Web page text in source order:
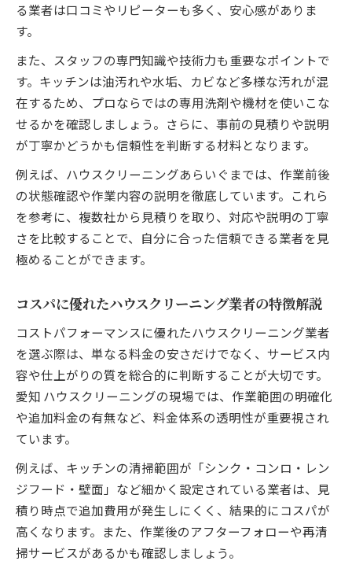
る業者は口コミやリピーターも多く、安心感がありま
す。
また、スタッフの専門知識や技術力も重要なポイントで
す。キッチンは油汚れや水垢、カビなど多様な汚れが混
在するため、プロならではの専用洗剤や機材を使いこな
せるかを確認しましょう。さらに、事前の見積りや説明
が丁寧かどうかも信頼性を判断する材料となります。
例えば、ハウスクリーニングあらいぐまでは、作業前後
の状態確認や作業内容の説明を徹底しています。これら
を参考に、複数社から見積りを取り、対応や説明の丁寧
さを比較することで、自分に合った信頼できる業者を見
極めることができます。
コスパに優れたハウスクリーニング業者の特徴解説
コストパフォーマンスに優れたハウスクリーニング業者
を選ぶ際は、単なる料金の安さだけでなく、サービス内
容や仕上がりの質を総合的に判断することが大切です。
愛知 ハウスクリーニングの現場では、作業範囲の明確化
や追加料金の有無など、料金体系の透明性が重要視され
ています。
例えば、キッチンの清掃範囲が「シンク・コンロ・レン
ジフード・壁面」など細かく設定されている業者は、見
積り時点で追加費用が発生しにくく、結果的にコスパが
高くなります。また、作業後のアフターフォローや再清
掃サービスがあるかも確認しましょう。